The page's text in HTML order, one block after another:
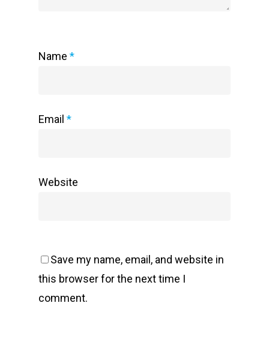
Name *
Email *
Website
Save my name, email, and website in
this browser for the next time I
comment.